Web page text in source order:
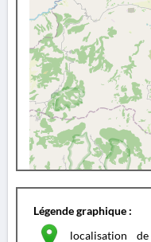
Légende graphique :
localisation